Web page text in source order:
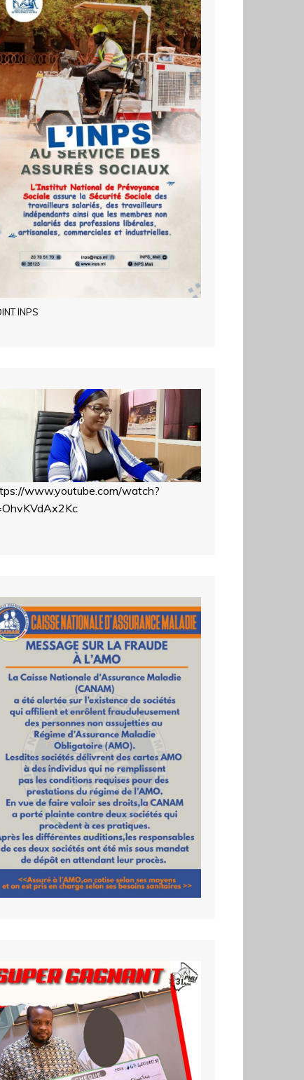
INPS
www.youtube.com/watch?